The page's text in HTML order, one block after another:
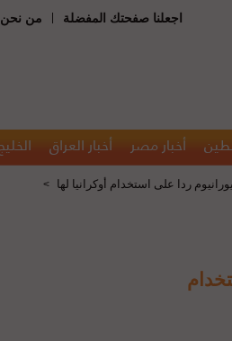
اجعلنا صفحتك المفضلة من نحن
أخبار مصر أخبار العراق
ردا على استخدام أوكرانيا لها >